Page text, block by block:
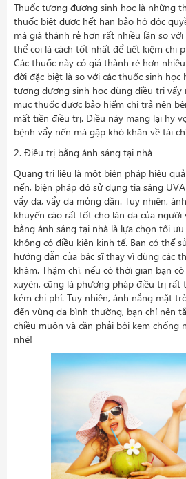
Thuốc tương đương sinh học là những
thuốc biệt dược hết hạn bảo hộ độc
mà giá thành rẻ hơn rất nhiều lần so
thể coi là cách tốt nhất để tiết kiệm chi
Các thuốc này có giá thành rẻ hơn
đời đặc biệt là so với các thuốc sinh học
tương đương sinh học dùng điều trị vẩy
mục thuốc được bảo hiểm chi trả nên
mất tiền điều trị. Điều này mang lại hy
bệnh vẩy nến mà gặp khó khăn về tài
2. Điều trị bằng ánh sáng tại nhà
Quang trị liệu là một biện pháp hiệu
nến, biện pháp đó sử dụng tia sáng
vẩy da, vẩy da mỏng dần. Tuy nhiên,
khuyến cáo rất tốt cho làn da của người
bằng ánh sáng tại nhà là lựa chọn tối
không có điều kiện kinh tế. Bạn có thể
hướng dẫn của bác sĩ thay vì dùng các
khám. Thậm chí, nếu có thời gian bạn
xuyên, cũng là phương pháp điều trị
kém chi phí. Tuy nhiên, ánh nắng mặt
đến vùng da bình thường, bạn chỉ nên
chiều muộn và cần phải bôi kem chống
nhé!